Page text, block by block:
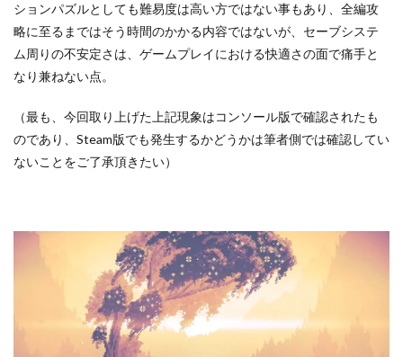
ションパズルとしても難易度は高い方ではない事もあり、全編攻
略に至るまではそう時間のかかる内容ではないが、セーブシステ
ム周りの不安定さは、ゲームプレイにおける快適さの面で痛手と
なり兼ねない点。
（最も、今回取り上げた上記現象はコンソール版で確認されたも
のであり、Steam版でも発生するかどうかは筆者側では確認してい
ないことをご了承頂きたい）